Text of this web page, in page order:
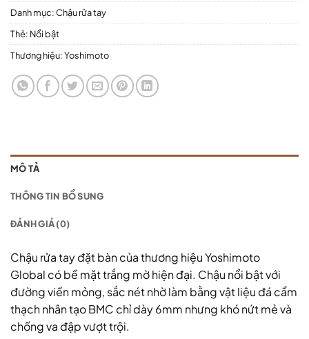
Danh mục:Chậu rửa tay
Thẻ: Nổi bật
Thương hiệu:Yoshimoto
MÔ TẢ
THÔNG TIN BỔ SUNG
ĐÁNH GIÁ (0)
Chậu rửa tay đặt bàn của thương hiệu Yoshimoto
Global có bề mặt trắng mờ hiện đại. Chậu nổi bật với
đường viền mỏng, sắc nét nhờ làm bằng vật liệu đá cẩm
thạch nhân tạo BMC chỉ dày 6mm nhưng khó nứt mẻ và
chống va đập vượt trội.